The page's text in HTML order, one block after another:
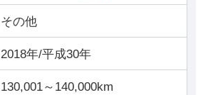
その他
2018年/平成30年
130,001～140,000km